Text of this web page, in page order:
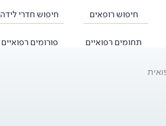
חיפוש רופאים חיפוש חדרי לידה
תחומים רפואיים פורומים רפואיים